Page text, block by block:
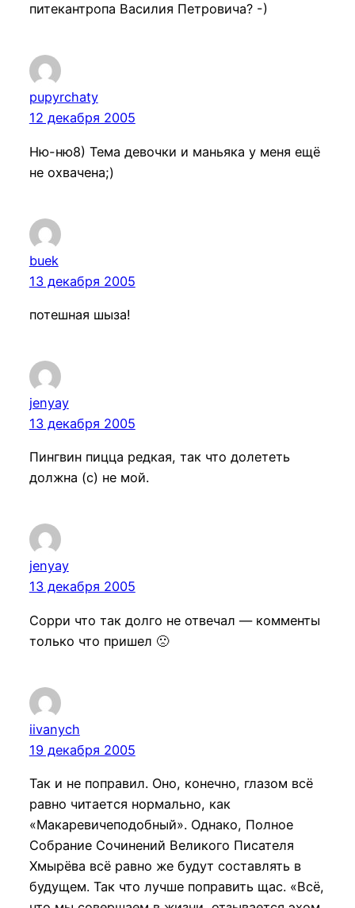
питекантропа Василия Петровича? -)
pupyrchaty
12 декабря 2005
Ню-ню8) Тема девочки и маньяка у меня ещё
не охвачена;)
buek
13 декабря 2005
потешная шыза!
jenyay
13 декабря 2005
Пингвин пицца редкая, так что долететь
должна (с) не мой.
jenyay
13 декабря 2005
Сорри что так долго не отвечал — комменты
только что пришел 🙁
iivanych
19 декабря 2005
Так и не поправил. Оно, конечно, глазом всё
равно читается нормально, как
«Макаревичеподобный». Однако, Полное
Собрание Сочинений Великого Писателя
Хмырёва всё равно же будут составлять в
будущем. Так что лучше поправить щас. «Всё,